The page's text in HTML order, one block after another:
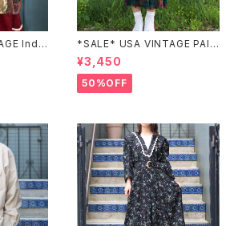
Indi
EM
ーク刺
*SALE* USA VINTAGE PAIS
LEY PATTERNED DESIGN S
KIRT/アメリカ古着ペイズリー
柄デザインスカート
¥3,450
50%OFF